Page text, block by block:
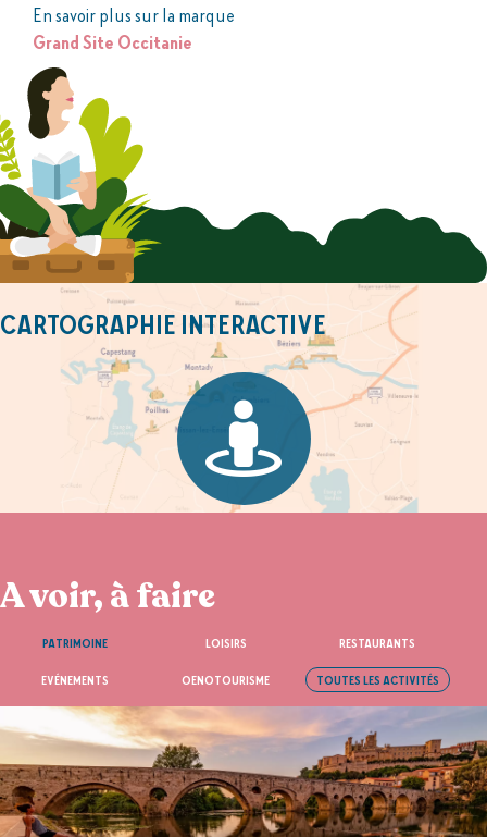
En savoir plus sur la marque
Grand Site Occitanie
CARTOGRAPHIE INTERACTIVE
A voir, à faire
PATRIMOINE LOISIRS RESTAURANTS
EVÉNEMENTS OENOTOURISME TOUTES LES ACTIVITÉS